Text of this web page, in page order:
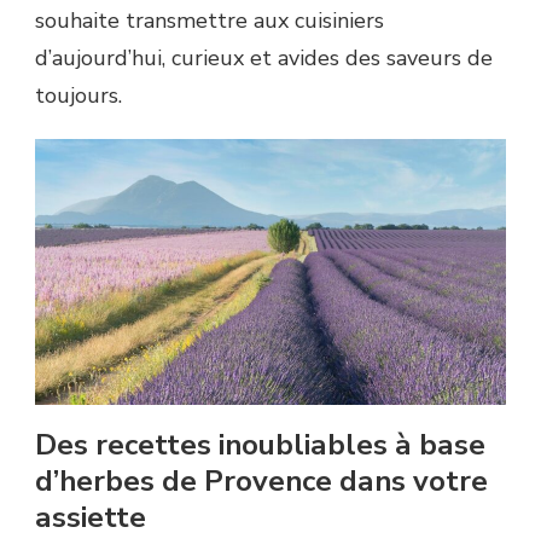
souhaite transmettre aux cuisiniers
d’aujourd’hui, curieux et avides des saveurs de
toujours.
Des recettes inoubliables à base
d’herbes de Provence dans votre
assiette